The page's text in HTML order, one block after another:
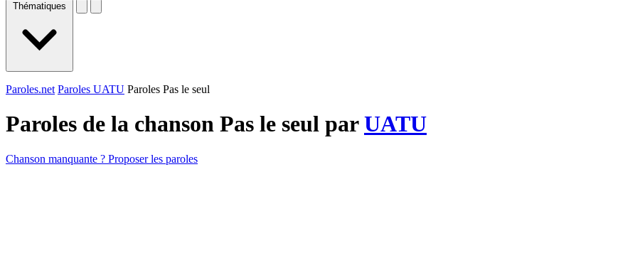
Thématiques
Paroles.net Paroles UATU Paroles Pas le seul
Paroles de la chanson Pas le seul parUATU
Chanson manquante ? Proposer les paroles